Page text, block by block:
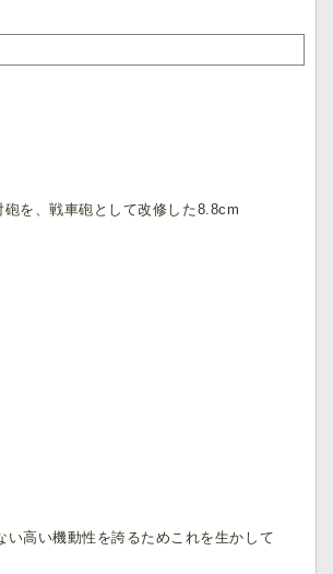
を、戦車砲として改修した8.8cm
高い機動性を誇るためこれを生かして